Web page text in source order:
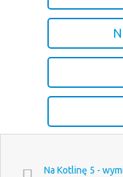
Na Kotlinę 5 -